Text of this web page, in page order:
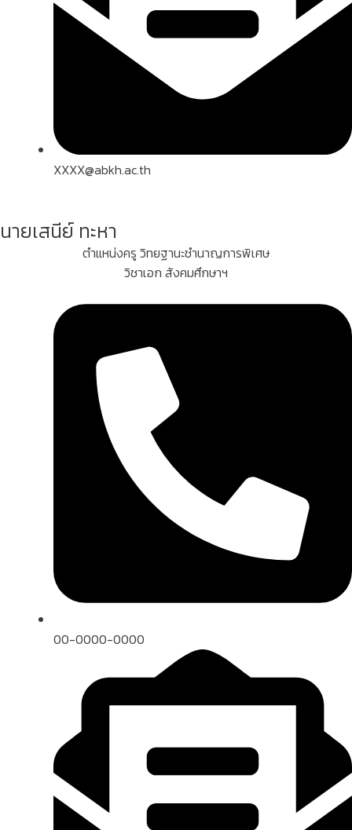
XXXX@abkh.ac.th
นายเสนีย์ ทะหา
ตำแหน่งครู วิทยฐานะชำนาญการพิเศษ
วิชาเอก สังคมศึกษาฯ
00-0000-0000